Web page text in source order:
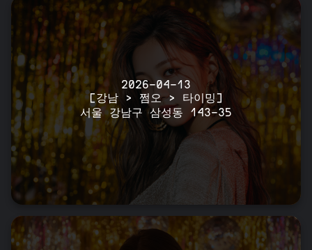
2026-04-13
[강남 > 쩜오 > 타이밍]
서울 강남구 삼성동 143-35